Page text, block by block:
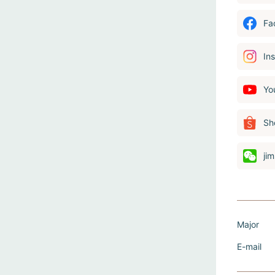
Major
E-mail